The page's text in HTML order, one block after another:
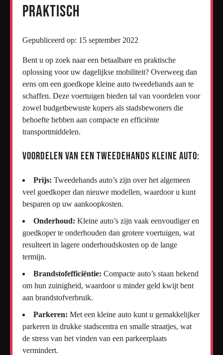
Praktisch
Gepubliceerd op: 15 september 2022
Bent u op zoek naar een betaalbare en praktische
oplossing voor uw dagelijkse mobiliteit? Overweeg dan
eens om een goedkope kleine auto tweedehands aan te
schaffen. Deze voertuigen bieden tal van voordelen voor
zowel budgetbewuste kopers als stadsbewoners die
behoefte hebben aan compacte en efficiënte
transportmiddelen.
Voordelen van een Tweedehands Kleine Auto:
Prijs: Tweedehands auto’s zijn over het algemeen
veel goedkoper dan nieuwe modellen, waardoor u kunt
besparen op uw aankoopkosten.
Onderhoud: Kleine auto’s zijn vaak eenvoudiger en
goedkoper te onderhouden dan grotere voertuigen, wat
resulteert in lagere onderhoudskosten op de lange
termijn.
Brandstofefficiëntie: Compacte auto’s staan bekend
om hun zuinigheid, waardoor u minder geld kwijt bent
aan brandstofverbruik.
Parkeren: Met een kleine auto kunt u gemakkelijker
parkeren in drukke stadscentra en smalle straatjes, wat
de stress van het vinden van een parkeerplaats
vermindert.